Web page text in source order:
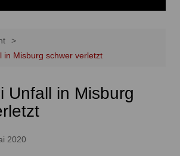
in Misburg schwer verletzt
Unfall in Misburg
2020